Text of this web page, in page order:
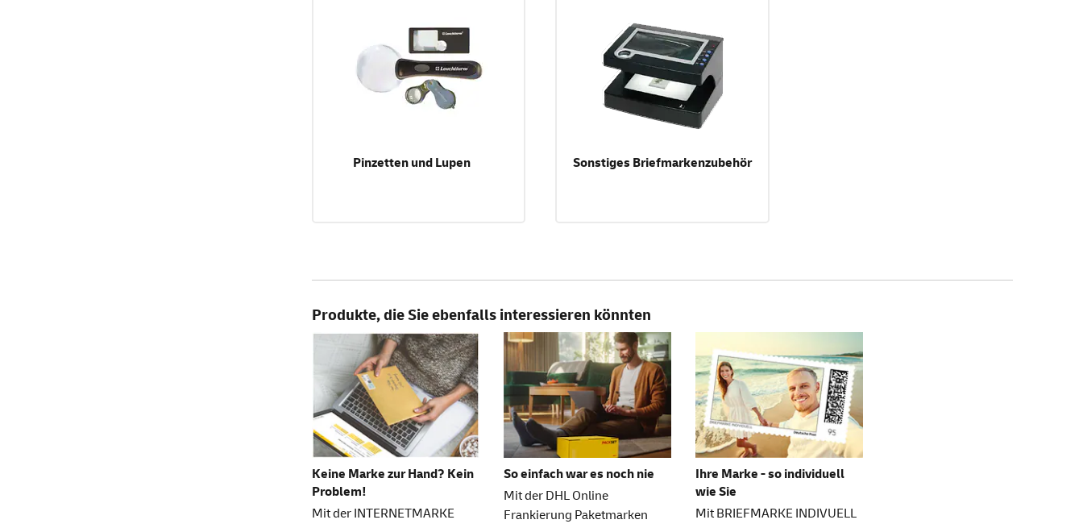
Pinzetten und Lupen Sonstiges Briefmarkenzubehör
Produkte, die Sie ebenfalls interessieren könnten
Keine Marke zur Hand? Kein
Problem!
Mit der INTERNETMARKE
So einfach war es noch nie
Mit der DHL Online
Frankierung Paketmarken
Ihre Marke - so individuell
wie Sie
Mit BRIEFMARKE INDIVUELL